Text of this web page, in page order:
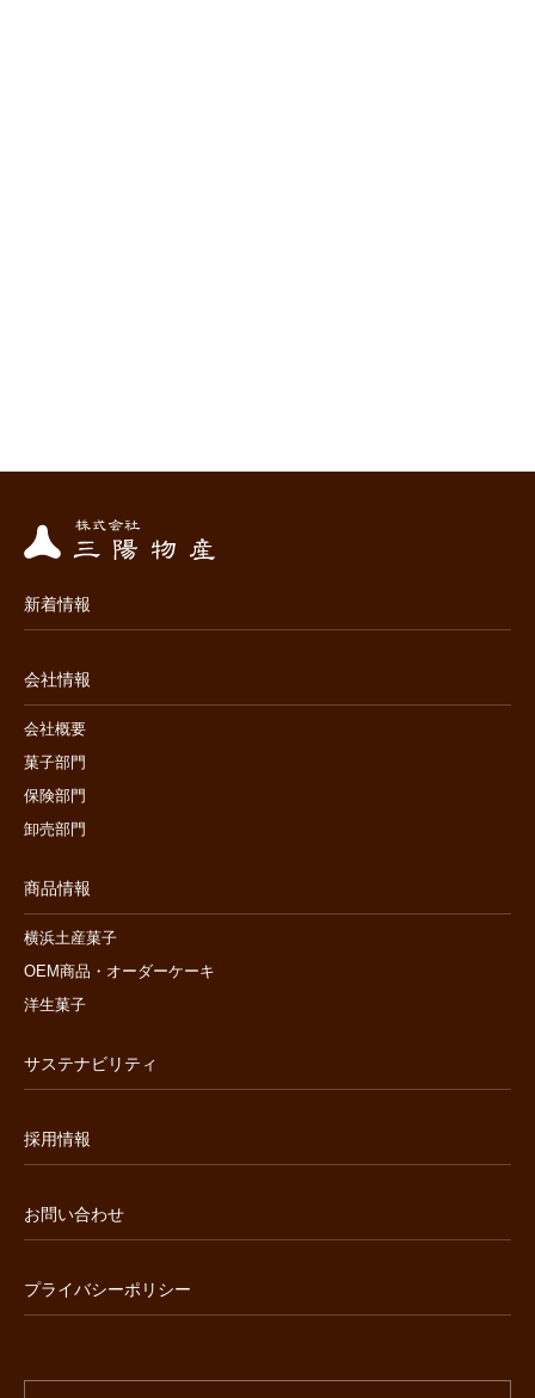
新着情報
会社情報
会社概要
菓子部門
保険部門
卸売部門
商品情報
横浜土産菓子
OEM商品・オーダーケーキ
洋生菓子
サステナビリティ
採用情報
お問い合わせ
プライバシーポリシー